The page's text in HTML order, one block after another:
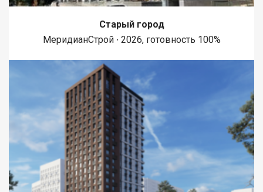
Старый город
МеридианСтрой ∙ 2026, готовность 100%